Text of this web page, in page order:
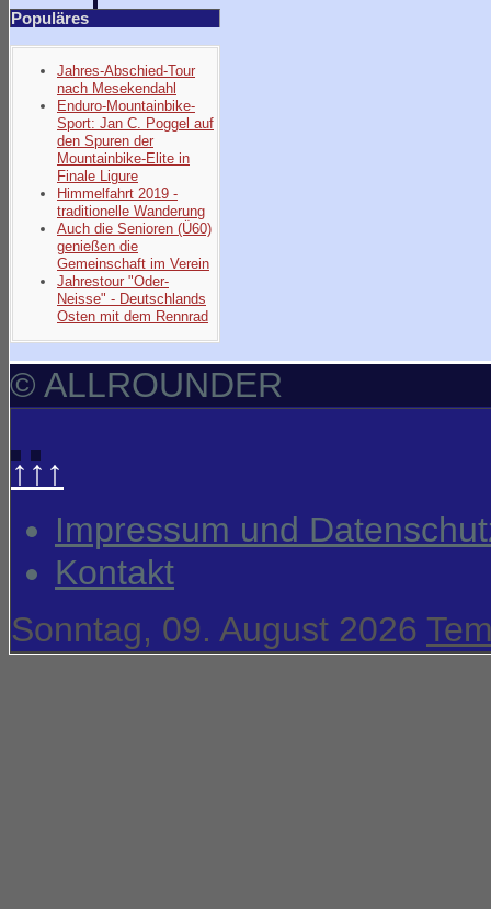
Populäres
Jahres-Abschied-Tour
nach Mesekendahl
Enduro-Mountainbike-
Sport: Jan C. Poggel auf
den Spuren der
Mountainbike-Elite in
Finale Ligure
Himmelfahrt 2019 -
traditionelle Wanderung
Auch die Senioren (Ü60)
genießen die
Gemeinschaft im Verein
Jahrestour "Oder-
Neisse" - Deutschlands
Osten mit dem Rennrad
© ALLROUNDER
↑↑↑
Impressum und
Kontakt
Sonntag, 09. August 2026